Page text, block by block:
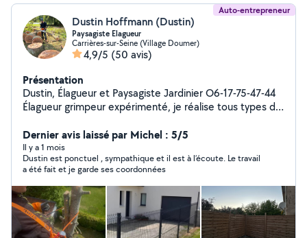
Auto-entrepreneur
Dustin Hoffmann (Dustin)
Paysagiste Elagueur
Carrières-sur-Seine (Village Doumer)
4,9/5 (50 avis)
Présentation
Dustin, Élagueur et Paysagiste Jardinier O6-17-75-47-44
Élagueur grimpeur expérimenté, je réalise tous types de
soigneux et passionné par mon métier, je m'intéresse
aussi aux petits chantiers comme aux gros travaux.
Élagage et abattage d'arbres Taille de haies et arbustes
Pose de clôtures Pose de gazon Nettoyage toiture,
façade, dallage et murets Je travaille proprement avec
matériel de haute qualité thermique possible et conseils
adaptés à vos besoins. Déplacement rapide et devis
gratuit.
Dernier avis laissé par Michel : 5/5
Il y a 1 mois
Dustin est ponctuel , sympathique et il est à l’écoute. Le travail
a été fait et je garde ses coordonnées